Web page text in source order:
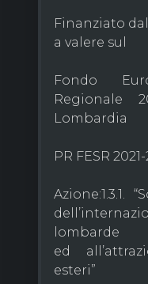
Finanziato
a valere sul
Fondo
Regionale
Lombardia
PR FESR
Azione:1.3.1.
lombarde
ed
esteri”